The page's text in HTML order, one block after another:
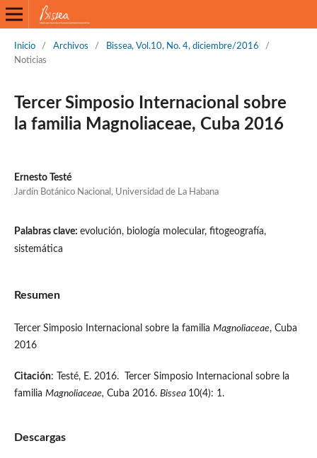
Inicio / Archivos / Bissea, Vol.10, No. 4, diciembre/2016
/
Noticias
Tercer Simposio Internacional sobre
la familia Magnoliaceae, Cuba 2016
Ernesto Testé
Jardín Botánico Nacional, Universidad de La Habana
Palabras clave: evolución, biología molecular, fitogeografía,
sistemática
Resumen
Tercer Simposio Internacional sobre la familia Magnoliaceae, Cuba
2016
Citación: Testé, E. 2016. Tercer Simposio Internacional sobre la
familia Magnoliaceae, Cuba 2016. Bissea 10(4): 1.
Descargas